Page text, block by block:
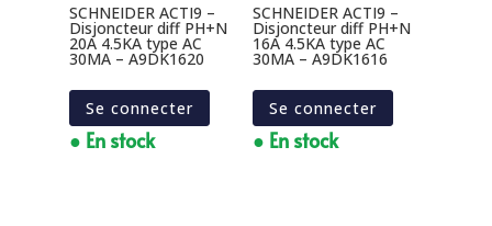
SCHNEIDER ACTI9 –
Disjoncteur diff PH+N
20A 4.5KA type AC
30MA – A9DK1620
Se connecter
● En stock
SCHNEIDER ACTI9 –
Disjoncteur diff PH+N
16A 4.5KA type AC
30MA – A9DK1616
Se connecter
● En stock